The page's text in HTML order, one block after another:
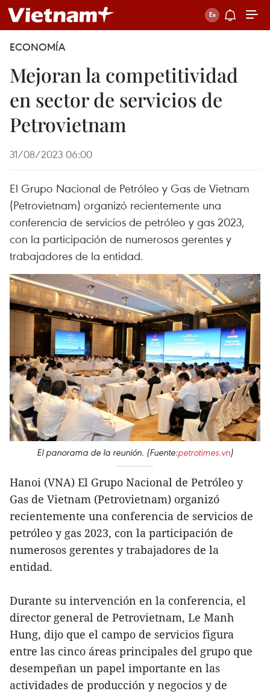
ECONOMÍA
Mejoran la competitividad
en sector de servicios de
Petrovietnam
31/08/2023 06:00
El Grupo Nacional de Petróleo y Gas de Vietnam
(Petrovietnam) organizó recientemente una
conferencia de servicios de petróleo y gas 2023,
con la participación de numerosos gerentes y
trabajadores de la entidad.
El panorama de la reunión. (Fuente:petrotimes.vn)
Hanoi (VNA) El Grupo Nacional de Petróleo y
Gas de Vietnam (Petrovietnam) organizó
recientemente una conferencia de servicios de
petróleo y gas 2023, con la participación de
numerosos gerentes y trabajadores de la
entidad.
Durante su intervención en la conferencia, el
director general de Petrovietnam, Le Manh
Hung, dijo que el campo de servicios figura
entre las cinco áreas principales del grupo que
desempeñan un papel importante en las
actividades de producción y negocios y de